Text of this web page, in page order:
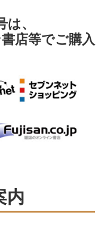
、
店等でご購入
内